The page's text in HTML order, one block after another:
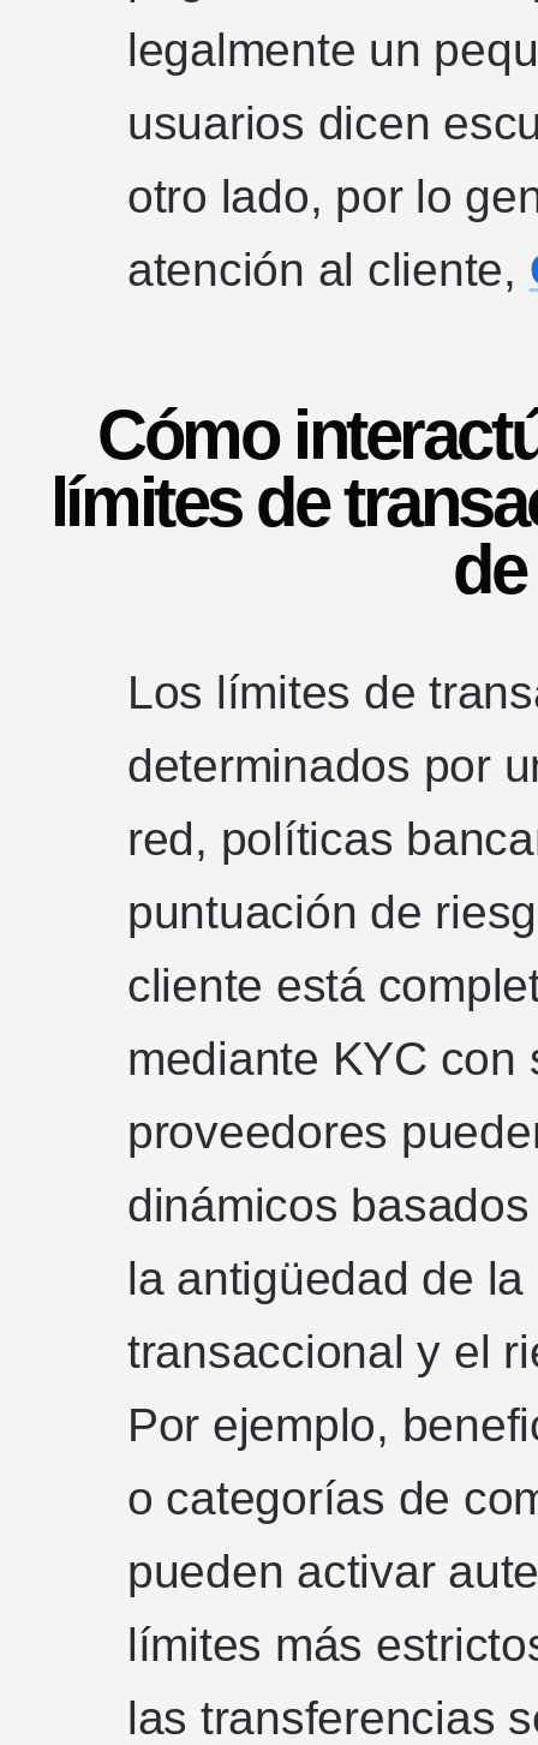
legalmente un
usuarios dicen
otro lado, por lo
atención al cliente,
Cómo
límites de
Los límites de
determinados por
red, políticas
puntuación de
cliente está
mediante KYC con
proveedores
dinámicos
la antigüedad de
transaccional y el
Por ejemplo,
o categorías de
pueden activar
límites más
las transferencias